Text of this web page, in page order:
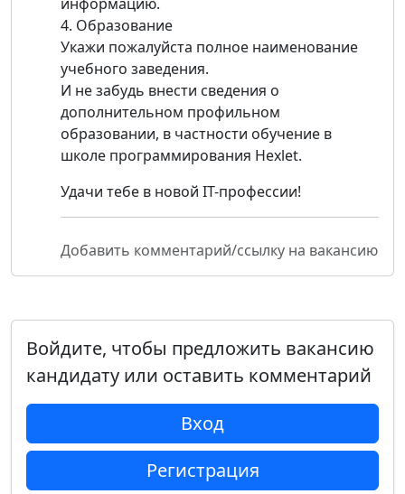
4. Образование
Укажи пожалуйста полное наименование
учебного заведения.
И не забудь внести сведения о
дополнительном профильном
образовании, в частности обучение в
школе программирования Hexlet.
Удачи тебе в новой IT-профессии!
Добавить комментарий/ссылку на вакансию
Войдите, чтобы предложить вакансию
кандидату или оставить комментарий
Вход
Регистрация